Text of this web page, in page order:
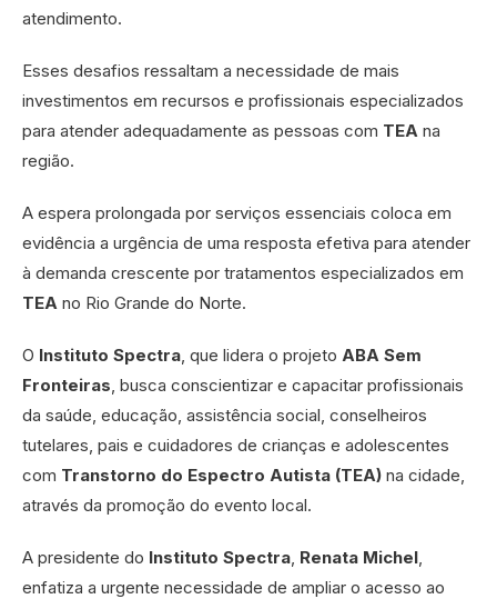
atendimento.
Esses desafios ressaltam a necessidade de mais
investimentos em recursos e profissionais especializados
para atender adequadamente as pessoas com TEA na
região.
A espera prolongada por serviços essenciais coloca em
evidência a urgência de uma resposta efetiva para atender
à demanda crescente por tratamentos especializados em
TEA no Rio Grande do Norte.
O Instituto Spectra, que lidera o projeto ABA Sem
Fronteiras, busca conscientizar e capacitar profissionais
da saúde, educação, assistência social, conselheiros
tutelares, pais e cuidadores de crianças e adolescentes
com Transtorno do Espectro Autista (TEA) na cidade,
através da promoção do evento local.
A presidente do Instituto Spectra, Renata Michel,
enfatiza a urgente necessidade de ampliar o acesso ao